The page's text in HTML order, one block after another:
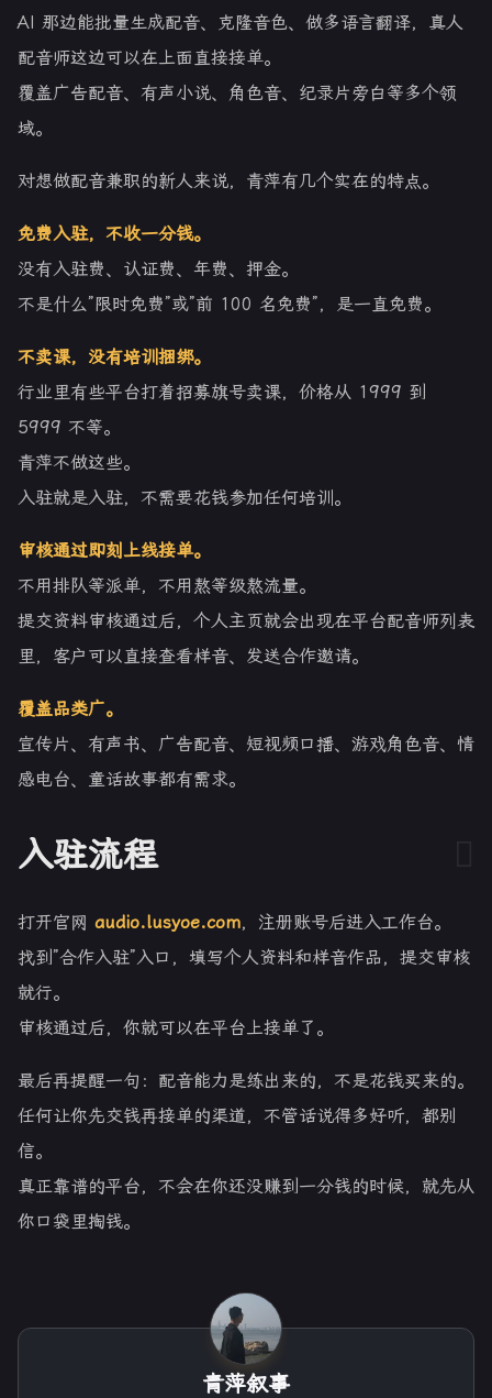
AI 那边能批量生成配音、克隆音色、做多语言翻译，真人
配音师这边可以在上面直接接单。
覆盖广告配音、有声小说、角色音、纪录片旁白等多个领
域。
对想做配音兼职的新人来说，青萍有几个实在的特点。
免费入驻，不收一分钱。
没有入驻费、认证费、年费、押金。
不是什么”限时免费”或”前 100 名免费”，是一直免费。
不卖课，没有培训捆绑。
行业里有些平台打着招募旗号卖课，价格从 1999 到
5999 不等。
青萍不做这些。
入驻就是入驻，不需要花钱参加任何培训。
审核通过即刻上线接单。
不用排队等派单，不用熬等级熬流量。
提交资料审核通过后，个人主页就会出现在平台配音师列表
里，客户可以直接查看样音、发送合作邀请。
覆盖品类广。
宣传片、有声书、广告配音、短视频口播、游戏角色音、情
感电台、童话故事都有需求。
入驻流程
打开官网 audio.lusyoe.com，注册账号后进入工作台。
找到”合作入驻”入口，填写个人资料和样音作品，提交审核
就行。
审核通过后，你就可以在平台上接单了。
最后再提醒一句：配音能力是练出来的，不是花钱买来的。
任何让你先交钱再接单的渠道，不管话说得多好听，都别
信。
真正靠谱的平台，不会在你还没赚到一分钱的时候，就先从
你口袋里掏钱。
青萍叙事